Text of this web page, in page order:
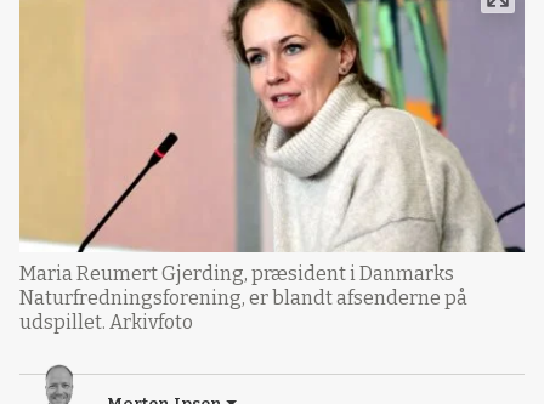
Maria Reumert Gjerding, præsident i Danmarks
Naturfredningsforening, er blandt afsenderne på
udspillet. Arkivfoto